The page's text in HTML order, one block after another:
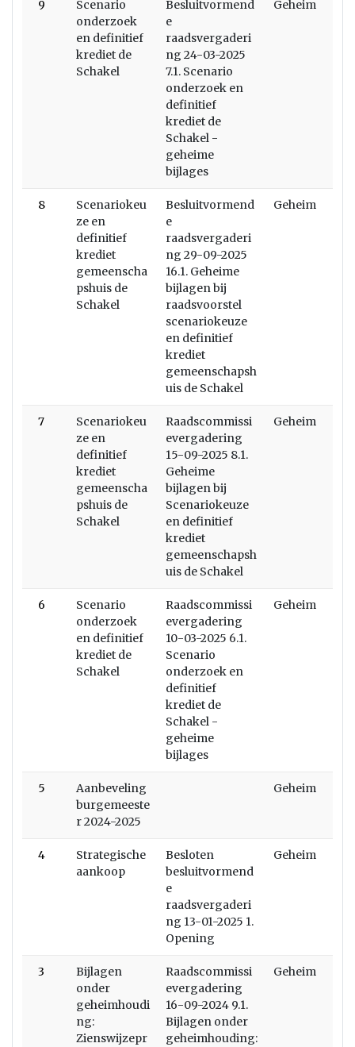
9
Scenario
onderzoek
en definitief
krediet de
Schakel
Besluitvormend
e
raadsvergaderi
ng 24-03-2025
7.1. Scenario
onderzoek en
definitief
krediet de
Schakel -
geheime
bijlages
Geheim
8
Scenariokeu
ze en
definitief
krediet
gemeenscha
pshuis de
Schakel
Besluitvormend
e
raadsvergaderi
ng 29-09-2025
16.1. Geheime
bijlagen bij
raadsvoorstel
scenariokeuze
en definitief
krediet
gemeenschapsh
uis de Schakel
Geheim
7
Scenariokeu
ze en
definitief
krediet
gemeenscha
pshuis de
Schakel
Raadscommissi
evergadering
15-09-2025 8.1.
Geheime
bijlagen bij
Scenariokeuze
en definitief
krediet
gemeenschapsh
uis de Schakel
Geheim
6
Scenario
onderzoek
en definitief
krediet de
Schakel
Raadscommissi
evergadering
10-03-2025 6.1.
Scenario
onderzoek en
definitief
krediet de
Schakel -
geheime
bijlages
Geheim
5
Aanbeveling
burgemeeste
r 2024-2025
Geheim
4
Strategische
aankoop
Besloten
besluitvormend
e
raadsvergaderi
ng 13-01-2025 1.
Opening
Geheim
3
Bijlagen
onder
geheimhoudi
ng:
Zienswijzepr
Raadscommissi
evergadering
16-09-2024 9.1.
Bijlagen onder
geheimhouding:
Geheim